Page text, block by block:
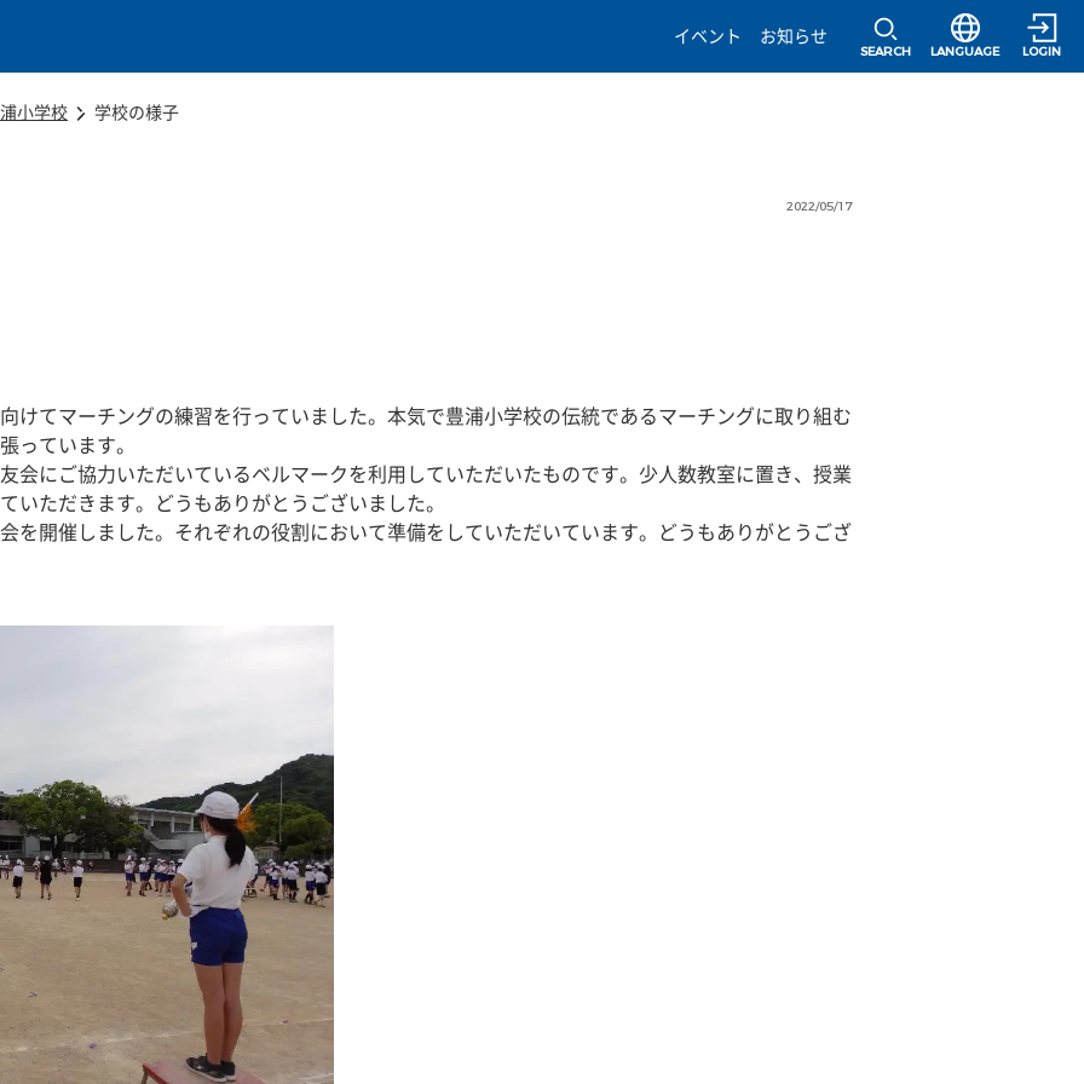
イベント
お知らせ
SEARCH
選択すると言語
LANGUAGE LOGIN
小学校 学校の様子
2022/05/17
てマーチングの練習を行っていました。本気で豊浦小学校の伝統であるマーチングに取り組む
っています。
にご協力いただいているベルマークを利用していただいたものです。少人数教室に置き、授業
いただきます。どうもありがとうございました。
開催しました。それぞれの役割において準備をしていただいています。どうもありがとうござ